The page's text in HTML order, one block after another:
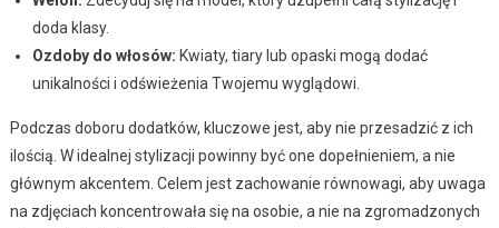
doda klasy.
Ozdoby do włosów: Kwiaty, tiary lub opaski mogą dodać
unikalności i odświeżenia Twojemu wyglądowi.
Podczas doboru dodatków, kluczowe jest, aby nie przesadzić z ich
ilością. W idealnej stylizacji powinny być one dopełnieniem, a nie
głównym akcentem. Celem jest zachowanie równowagi, aby uwaga
na zdjęciach koncentrowała się na osobie, a nie na zgromadzonych